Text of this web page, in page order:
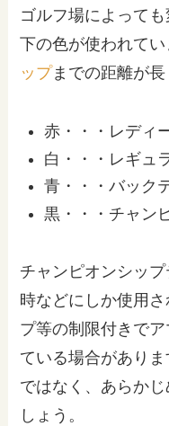
ゴルフ場によって
下の色が使われて
ップまでの距離が長
赤・・・レディ
白・・・レギュ
青・・・バック
黒・・・チャン
チャンピオンシッ
時などにしか使用
プ等の制限付きで
ている場合があり
ではなく、あらか
しょう。